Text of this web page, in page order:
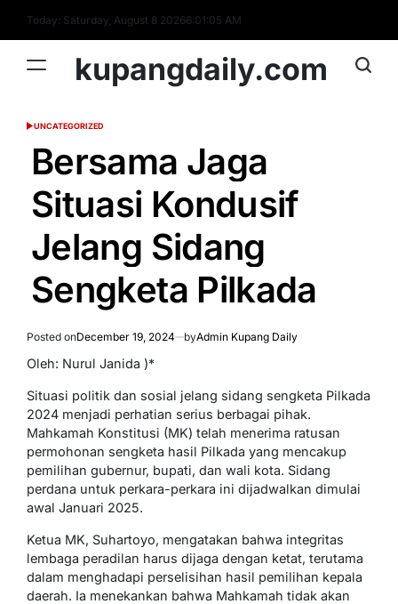
content
Today: Saturday, August 8 20266:01:06 AM
kupangdaily.com
POSTED
UNCATEGORIZED
Bersama Jaga
Situasi Kondusif
Jelang Sidang
Sengketa Pilkada
Posted onDecember 19, 2024 byAdmin Kupang Daily
Oleh: Nurul Janida )*
Situasi politik dan sosial jelang sidang sengketa Pilkada
2024 menjadi perhatian serius berbagai pihak.
Mahkamah Konstitusi (MK) telah menerima ratusan
permohonan sengketa hasil Pilkada yang mencakup
pemilihan gubernur, bupati, dan wali kota. Sidang
perdana untuk perkara-perkara ini dijadwalkan dimulai
awal Januari 2025.
Ketua MK, Suhartoyo, mengatakan bahwa integritas
lembaga peradilan harus dijaga dengan ketat, terutama
dalam menghadapi perselisihan hasil pemilihan kepala
daerah. Ia menekankan bahwa Mahkamah tidak akan